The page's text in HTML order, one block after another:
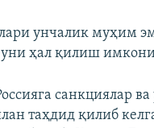
1080p
унчалик муҳим
ҳал қилиш
санкциялар ва
таҳдид қилиб